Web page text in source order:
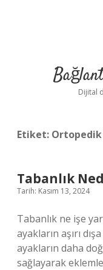
Dijital
Etiket: Ortopedik
Tabanlık
Tarih: Kasım 13, 2024
Tabanlık ne işe
ayakların aşırı
ayakların daha
sağlayarak